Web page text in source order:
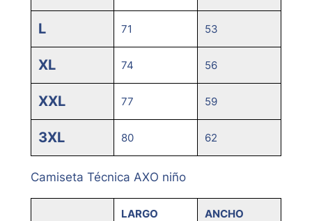
L 71 53
XL 74 56
XXL 77 59
3XL 80 62
Camiseta Técnica AXO niño
LARGO ANCHO